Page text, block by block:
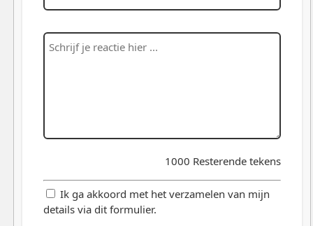
1000 Resterende tekens
Ik ga akkoord met het verzamelen van mijn
details via dit formulier.